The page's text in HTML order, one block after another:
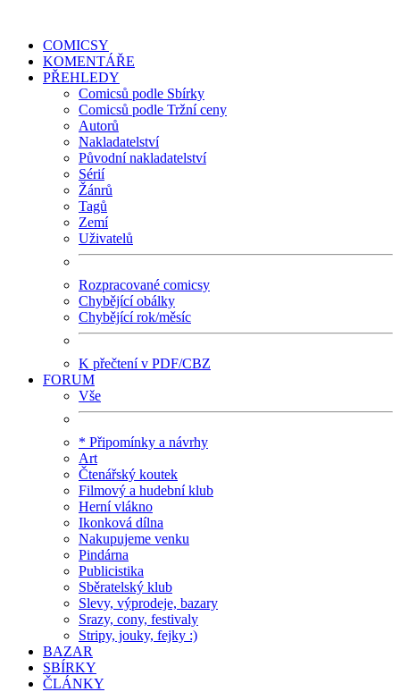
COMICSY
KOMENTÁŘE
PŘEHLEDY
Comicsů podle Sbírky
Comicsů podle Tržní ceny
Autorů
Nakladatelství
Původní nakladatelství
Sérií
Žánrů
Tagů
Zemí
Uživatelů
Rozpracované comicsy
Chybějící obálky
Chybějící rok/měsíc
K přečtení v PDF/CBZ
FORUM
Vše
* Připomínky a návrhy
Art
Čtenářský koutek
Filmový a hudební klub
Herní vlákno
Ikonková dílna
Nakupujeme venku
Pindárna
Publicistika
Sběratelský klub
Slevy, výprodeje, bazary
Srazy, cony, festivaly
Stripy, jouky, fejky :)
BAZAR
SBÍRKY
ČLÁNKY